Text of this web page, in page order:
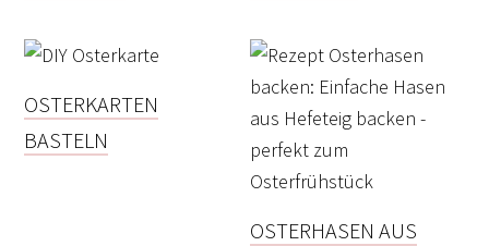
OSTERKARTEN
BASTELN
OSTERHASEN AUS